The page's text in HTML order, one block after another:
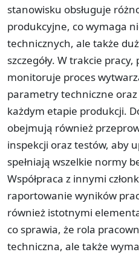
stanowisku obsługuje
produkcyjne, co wymaga
technicznych, ale także
szczegóły. W trakcie
monitoruje proces
parametry techniczne
każdym etapie produkcji.
obejmują również
inspekcji oraz testów, aby
spełniają wszelkie normy
Współpraca z innymi
raportowanie wyników
również istotnymi
co sprawia, że rola
techniczna, ale także